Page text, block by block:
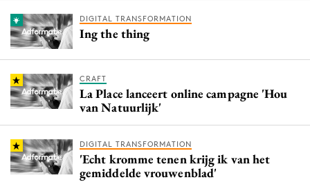
DIGITAL TRANSFORMATION
Ing the thing
CRAFT
La Place lanceert online campagne 'Hou
van Natuurlijk'
DIGITAL TRANSFORMATION
'Echt kromme tenen krijg ik van het
gemiddelde vrouwenblad'